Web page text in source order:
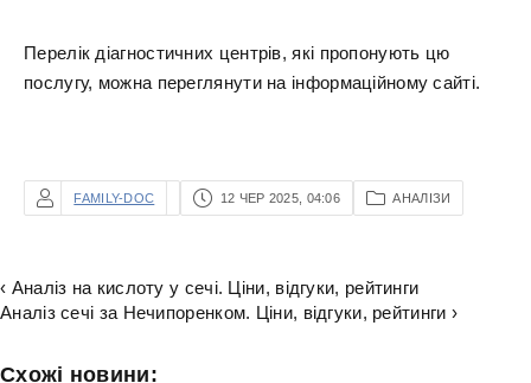
Перелік діагностичних центрів, які пропонують цю
послугу, можна переглянути на інформаційному сайті.
FAMILY-DOC 12 ЧЕР 2025, 04:06 АНАЛІЗИ
‹ Аналіз на кислоту у сечі. Ціни, відгуки, рейтинги
Аналіз сечі за Нечипоренком. Ціни, відгуки, рейтинги ›
Схожі новини: